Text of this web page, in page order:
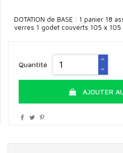
DOTATION de BASE : 1 panier 18
verres 1 godet couverts 105 x 105
Quantité
AJOUTER